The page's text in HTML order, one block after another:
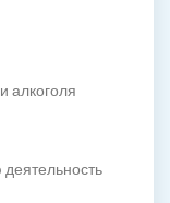
алкоголя